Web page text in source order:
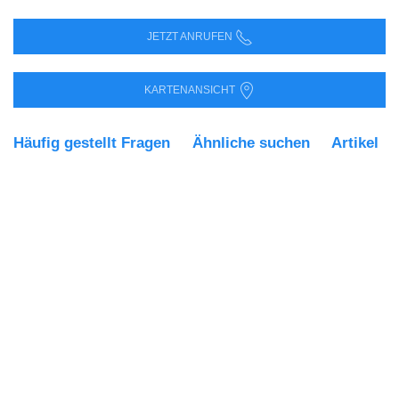
JETZT ANRUFEN
KARTENANSICHT
Häufig gestellt Fragen Ähnliche suchen Artikel